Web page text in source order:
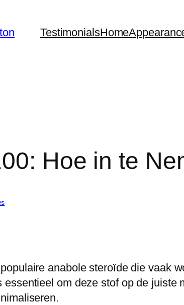
TestimonialsHome
Hoe in te
anabole steroïde die vaak
essentieel om deze stof op de